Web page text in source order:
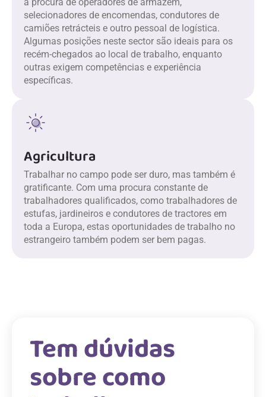
selecionadores de encomendas, condutores de
camiões retrácteis e outro pessoal de logística.
Algumas posições neste sector são ideais para os
recém-chegados ao local de trabalho, enquanto
outras exigem competências e experiência
específicas.
Agricultura
Trabalhar no campo pode ser duro, mas também é
gratificante. Com uma procura constante de
trabalhadores qualificados, como trabalhadores de
estufas, jardineiros e condutores de tractores em
toda a Europa, estas oportunidades de trabalho no
estrangeiro também podem ser bem pagas.
Tem dúvidas
sobre como